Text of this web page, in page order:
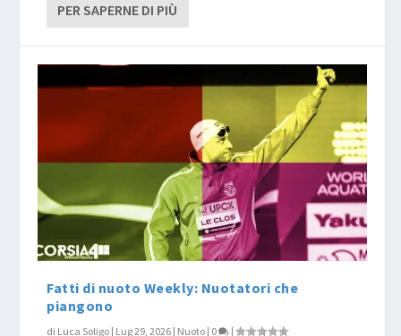
PER SAPERNE DI PIÙ
Fatti di nuoto Weekly: Nuotatori che
piangono
di Luca Soligo | Lug 29, 2026 | Nuoto | 0 |